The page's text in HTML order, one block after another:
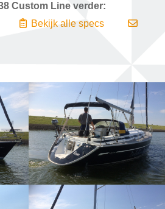
Custom Line verder:
Bekijk alle specs